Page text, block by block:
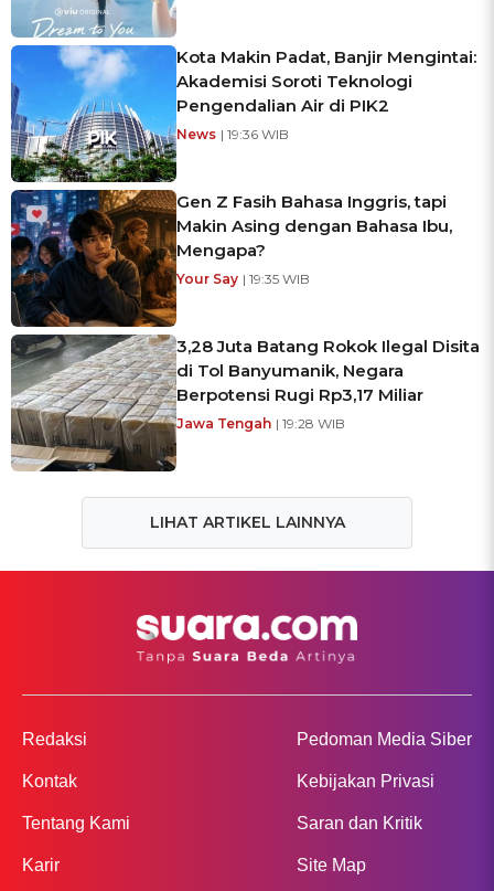
Kota Makin Padat, Banjir Mengintai:
Akademisi Soroti Teknologi
Pengendalian Air di PIK2
News | 19:36 WIB
Gen Z Fasih Bahasa Inggris, tapi
Makin Asing dengan Bahasa Ibu,
Mengapa?
Your Say | 19:35 WIB
3,28 Juta Batang Rokok Ilegal Disita
di Tol Banyumanik, Negara
Berpotensi Rugi Rp3,17 Miliar
Jawa Tengah | 19:28 WIB
LIHAT ARTIKEL LAINNYA
Redaksi
Kontak
Tentang Kami
Karir
Pedoman Media Siber
Kebijakan Privasi
Saran dan Kritik
Site Map